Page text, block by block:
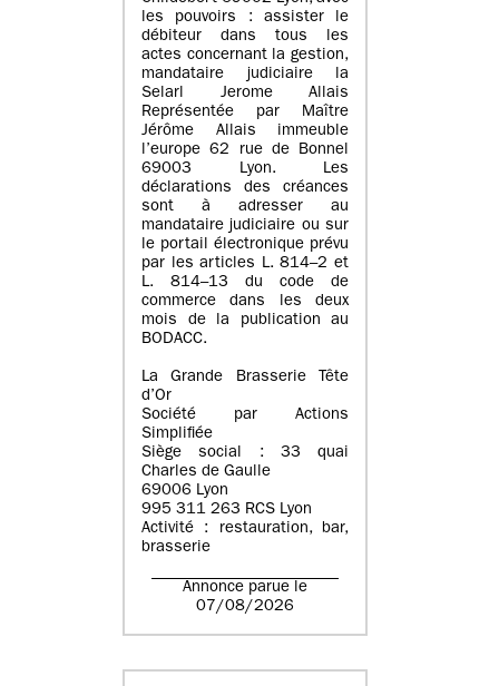
les pouvoirs : assister le
débiteur dans tous les
actes concernant la gestion,
mandataire judiciaire la
Selarl Jerome Allais
Représentée par Maître
Jérôme Allais immeuble
l’europe 62 rue de Bonnel
69003 Lyon. Les
déclarations des créances
sont à adresser au
mandataire judiciaire ou sur
le portail électronique prévu
par les articles L. 814–2 et
L. 814–13 du code de
commerce dans les deux
mois de la publication au
BODACC.
La Grande Brasserie Tête
d’Or
Société par Actions
Simplifiée
Siège social : 33 quai
Charles de Gaulle
69006 Lyon
995 311 263 RCS Lyon
Activité : restauration, bar,
brasserie
Annonce parue le
07/08/2026